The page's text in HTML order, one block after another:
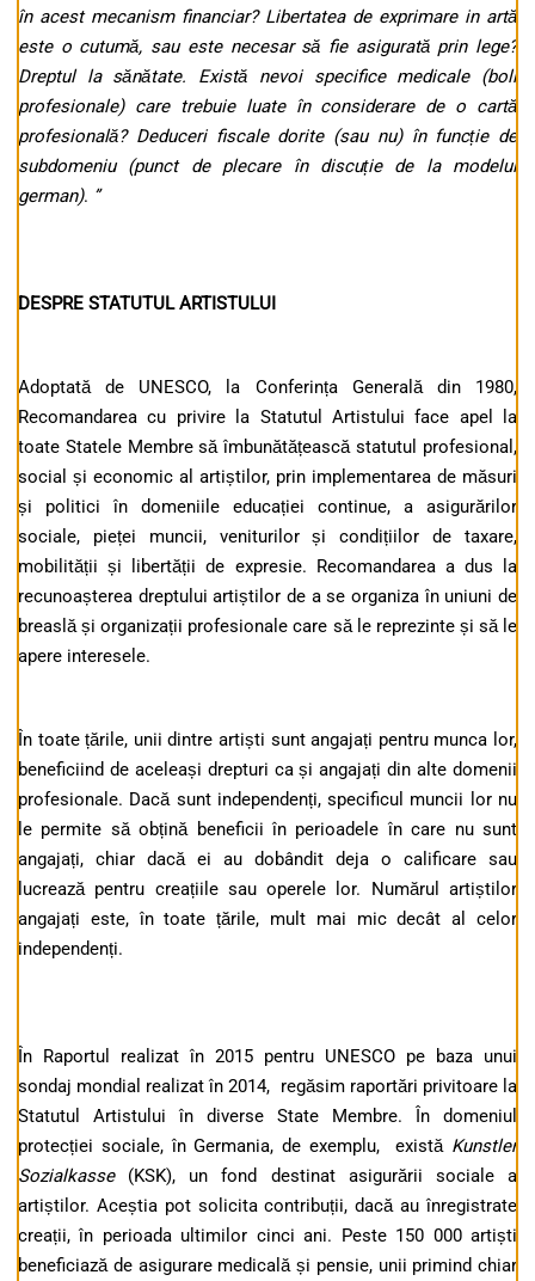
în acest mecanism financiar? Libertatea de exprimare in artă
este o cutumă, sau este necesar să fie asigurată prin lege?
Dreptul la sănătate. Există nevoi specifice medicale (boli
profesionale) care trebuie luate în considerare de o cartă
profesională? Deduceri fiscale dorite (sau nu) în funcție de
subdomeniu (punct de plecare în discuție de la modelul
german). ”
DESPRE STATUTUL ARTISTULUI
Adoptată de UNESCO, la Conferința Generală din 1980,
Recomandarea cu privire la Statutul Artistului face apel la
toate Statele Membre să îmbunătățească statutul profesional,
social și economic al artiștilor, prin implementarea de măsuri
și politici în domeniile educației continue, a asigurărilor
sociale, pieței muncii, veniturilor și condițiilor de taxare,
mobilității și libertății de expresie. Recomandarea a dus la
recunoașterea dreptului artiștilor de a se organiza în uniuni de
breaslă și organizații profesionale care să le reprezinte și să le
apere interesele.
În toate țările, unii dintre artiști sunt angajați pentru munca lor,
beneficiind de aceleași drepturi ca și angajați din alte domenii
profesionale. Dacă sunt independenți, specificul muncii lor nu
le permite să obțină beneficii în perioadele în care nu sunt
angajați, chiar dacă ei au dobândit deja o calificare sau
lucrează pentru creațiile sau operele lor. Numărul artiștilor
angajați este, în toate țările, mult mai mic decât al celor
independenți.
În Raportul realizat în 2015 pentru UNESCO pe baza unui
sondaj mondial realizat în 2014, regăsim raportări privitoare la
Statutul Artistului în diverse State Membre. În domeniul
protecției sociale, în Germania, de exemplu, există Kunstler
Sozialkasse (KSK), un fond destinat asigurării sociale a
artiștilor. Aceștia pot solicita contribuții, dacă au înregistrate
creații, în perioada ultimilor cinci ani. Peste 150 000 artiști
beneficiază de asigurare medicală și pensie, unii primind chiar